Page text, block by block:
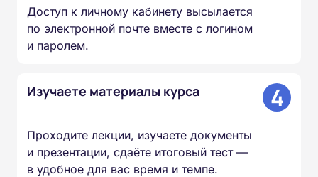
Доступ к личному кабинету высылается
по электронной почте вместе с логином
и паролем.
Изучаете материалы курса 4
Проходите лекции, изучаете документы
и презентации, сдаёте итоговый тест —
в удобное для вас время и темпе.